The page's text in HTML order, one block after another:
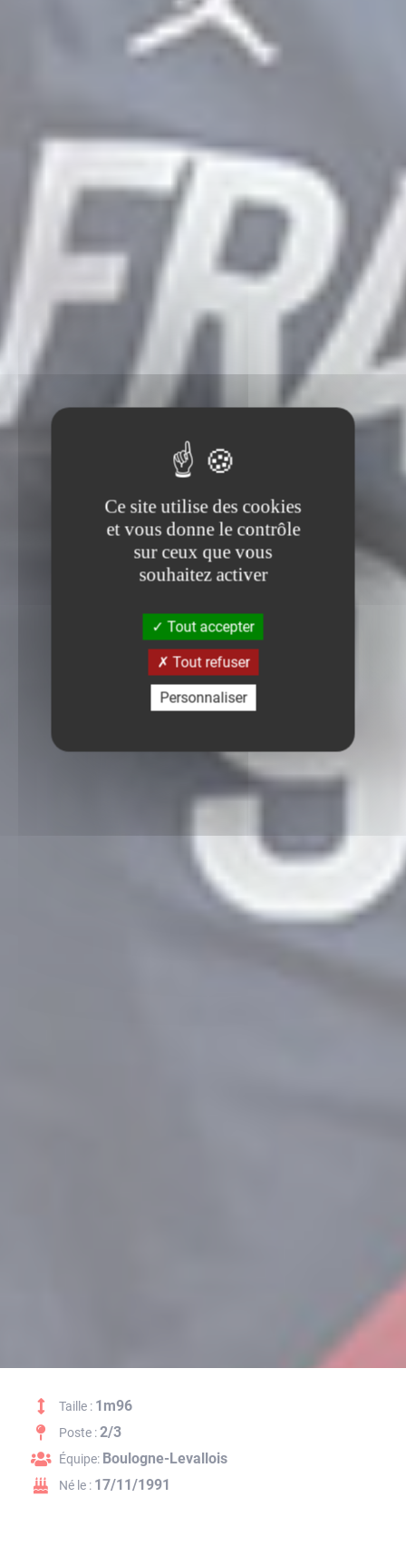
Taille : 1m96
Poste :2/3
Équipe: Boulogne-Levallois
Né le : 17/11/1991
Ce site utilise des cookies
et vous donne le contrôle
sur ceux que vous
souhaitez activer
Tout accepter
Tout refuser
Personnaliser